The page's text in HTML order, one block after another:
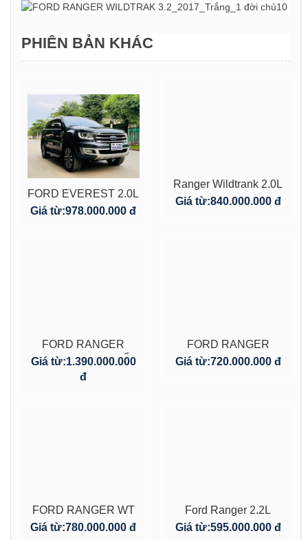
PHIÊN BẢN KHÁC
FORD EVEREST 2.0L
– Số Tự Động 2020
Giá từ:978.000.000 đ
Ranger Wildtrank 2.0L
2 cầu – 2020 – màu
Giá từ:840.000.000 đ
FORD RANGER
RAPTOR_2021_BIỂN
DU LỊCH
Giá từ:1.390.000.000
đ
FORD RANGER
WILDTRAK
Giá từ:720.000.000 đ
FORD RANGER WT
2.0L_2
Giá từ:780.000.000 đ
Ford Ranger 2.2L
2017 – Số tự động –
Giá từ:595.000.000 đ